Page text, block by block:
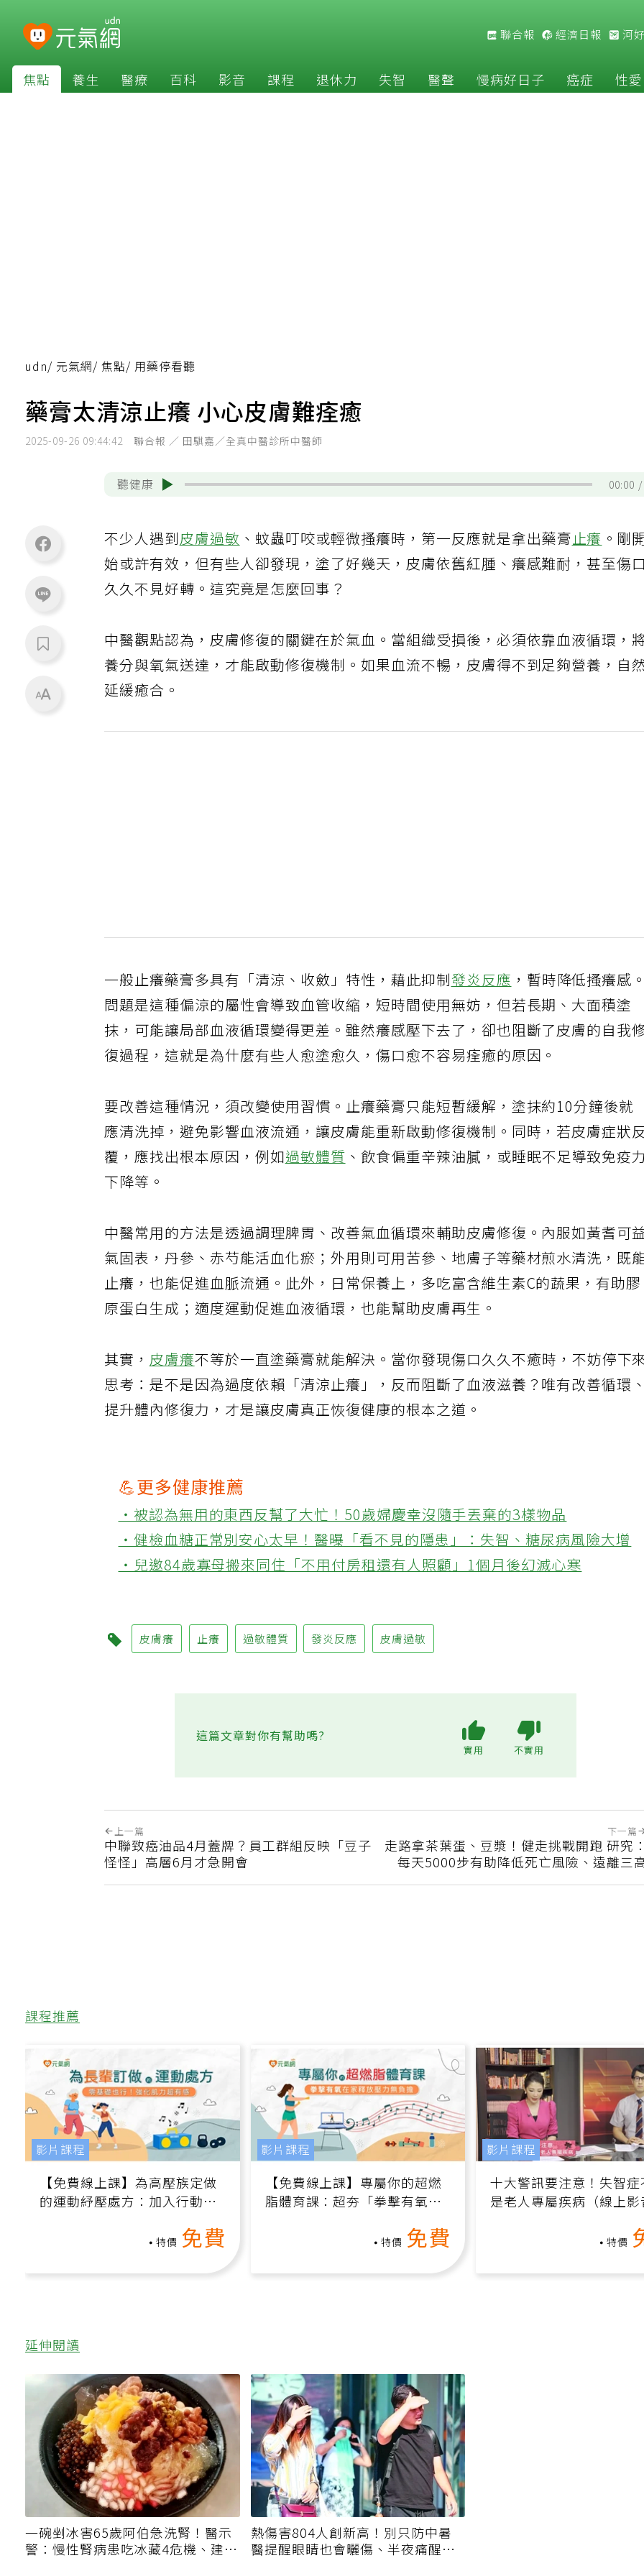
聯合報 經濟日報 河
焦點 養生 醫療 百科 影音 課程 退休力 失智 醫聲 慢病好日子 癌症 性愛
udn/ 元氣網/ 焦點/ 用藥停看聽
藥膏太清涼止癢 小心皮膚難痊癒
2025-09-26 09:44:42 聯合報 ／ 田騏嘉／全真中醫診所中醫師
聽健康 00:00 /
不少人遇到皮膚過敏 、蚊蟲叮咬或輕微搔癢時，第一反應就是拿出藥膏止癢 。剛
始或許有效，但有些人卻發現，塗了好幾天，皮膚依舊紅腫、癢感難耐，甚至傷口
久久不見好轉。這究竟是怎麼回事？
中醫觀點認為，皮膚修復的關鍵在於氣血。當組織受損後，必須依靠血液循環，
養分與氧氣送達，才能啟動修復機制。如果血流不暢，皮膚得不到足夠營養，自然
延緩癒合。
一般止癢藥膏多具有「清涼、收斂」特性，藉此抑制發炎反應 ，暫時降低搔癢感。
問題是這種偏涼的屬性會導致血管收縮，短時間使用無妨，但若長期、大面積塗
抹，可能讓局部血液循環變得更差。雖然癢感壓下去了，卻也阻斷了皮膚的自我
復過程，這就是為什麼有些人愈塗愈久，傷口愈不容易痊癒的原因。
要改善這種情況，須改變使用習慣。止癢藥膏只能短暫緩解，塗抹約10分鐘後就
應清洗掉，避免影響血液流通，讓皮膚能重新啟動修復機制。同時，若皮膚症狀
覆，應找出根本原因，例如過敏體質 、飲食偏重辛辣油膩，或睡眠不足導致免疫力
下降等。
中醫常用的方法是透過調理脾胃、改善氣血循環來輔助皮膚修復。內服如黃耆可
氣固表，丹參、赤芍能活血化瘀；外用則可用苦參、地膚子等藥材煎水清洗，既
止癢，也能促進血脈流通。此外，日常保養上，多吃富含維生素C的蔬果，有助膠
原蛋白生成；適度運動促進血液循環，也能幫助皮膚再生。
其實，皮膚癢不等於一直塗藥膏就能解決。當你發現傷口久久不癒時，不妨停下
思考：是不是因為過度依賴「清涼止癢」，反而阻斷了血液滋養？唯有改善循環、
提升體內修復力，才是讓皮膚真正恢復健康的根本之道。
💪更多健康推薦
‧被認為無用的東西反幫了大忙！50歲婦慶幸沒隨手丟棄的3樣物品
‧健檢血糖正常別安心太早！醫曝「看不見的隱患」：失智、糖尿病風險大增
‧兒邀84歲寡母搬來同住「不用付房租還有人照顧」1個月後幻滅心寒
皮膚癢 止癢 過敏體質 發炎反應 皮膚過敏
這篇文章對你有幫助嗎?
實用 不實用
上一篇
中聯致癌油品4月蓋牌？員工群組反映「豆子
怪怪」高層6月才急開會
下一篇
走路拿茶葉蛋、豆漿！健走挑戰開跑 研究
每天5000步有助降低死亡風險、遠離三
課程推薦
【免費線上課】為高壓族定做
的運動紓壓處方：加入行動、
增肌、互動元素，0基礎也能
免費
影片課程
【免費線上課】專屬你的超燃
脂體育課：超夯「拳擊有氧」
高壓族在家釋放壓力無負擔
免費
影片課程
十大警訊要注意！失智症
是老人專屬疾病（線上影
影片課程
延伸閱讀
一碗剉冰害65歲阿伯急洗腎！醫示
警：慢性腎病患吃冰藏4危機、建議
熱傷害804人創新高！別只防中暑
醫提醒眼睛也會曬傷、半夜痛醒是